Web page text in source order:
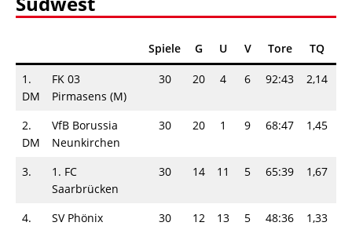
Spiele G U V Tore TQ
1.
DM
FK 03
Pirmasens (M)
30 20 4 6 92:43 2,14
2.
DM
VfB Borussia
Neunkirchen
30 20 1 9 68:47 1,45
3.
1. FC
Saarbrücken
30 14 11 5 65:39 1,67
4.
SV Phönix
30 12 13 5 48:36 1,33